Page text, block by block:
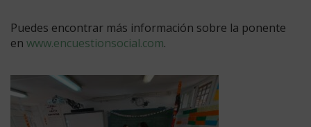
Puedes encontrar más información sobre la ponente
en www.encuestionsocial.com.